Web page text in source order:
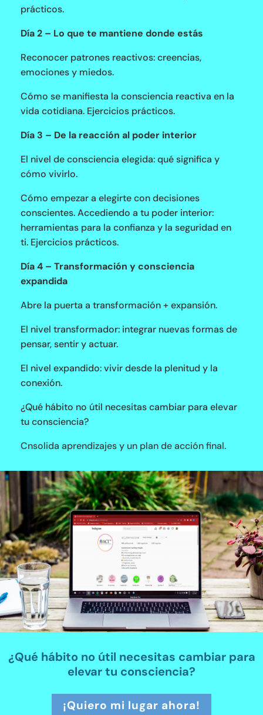
prácticos.
Día 2 – Lo que te mantiene donde estás
Reconocer patrones reactivos: creencias,
emociones y miedos.
Cómo se manifiesta la consciencia reactiva en la
vida cotidiana. Ejercicios prácticos.
Día 3 – De la reacción al poder interior
El nivel de consciencia elegida: qué significa y
cómo vivirlo.
Cómo empezar a elegirte con decisiones
conscientes. Accediendo a tu poder interior:
herramientas para la confianza y la seguridad en
ti. Ejercicios prácticos.
Día 4 – Transformación y consciencia
expandida
Abre la puerta a transformación + expansión.
El nivel transformador: integrar nuevas formas de
pensar, sentir y actuar.
El nivel expandido: vivir desde la plenitud y la
conexión.
¿Qué hábito no útil necesitas cambiar para elevar
tu consciencia?
Cnsolida aprendizajes y un plan de acción final.
¿Qué hábito no útil necesitas cambiar para
elevar tu consciencia?
¡Quiero mi lugar ahora!